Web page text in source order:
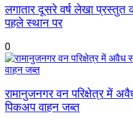
लगातार दूसरे वर्ष लेखा प्रस्तुत
पहले स्थान पर
0
रामानुजनगर वन परिक्षेत्र में
पिकअप वाहन जब्त